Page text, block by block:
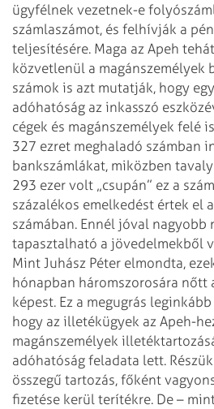
ügyfélnek vezetnek-e
számlaszámot, és felhívják a
teljesítésére. Maga az Apeh
közvetlenül a magánszemélyek
számok is azt mutatják, hogy
adóhatóság az inkasszó
cégek és magánszemélyek felé
327 ezret meghaladó számban
bankszámlákat, miközben
293 ezer volt „csupán” ez a
százalékos emelkedést értek el
számában. Ennél jóval nagyobb
tapasztalható a jövedelmekből
Mint Juhász Péter elmondta,
hónapban háromszorosára nőtt
képest. Ez a megugrás
hogy az illetékügyek az Apeh-
magánszemélyek
adóhatóság feladata lett.
összegű tartozás, főként
fizetése kerül terítékre. De –